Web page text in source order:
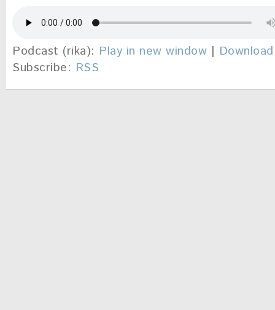
Podcast (rika): Play in new window | Download
Subscribe: RSS